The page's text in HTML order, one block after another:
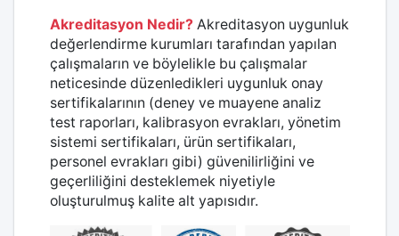
Akreditasyon Nedir?Akreditasyon uygunluk
değerlendirme kurumları tarafından yapılan
çalışmaların ve böylelikle bu çalışmalar
neticesinde düzenledikleri uygunluk onay
sertifikalarının (deney ve muayene analiz
test raporları, kalibrasyon evrakları, yönetim
sistemi sertifikaları, ürün sertifikaları,
personel evrakları gibi) güvenilirliğini ve
geçerliliğini desteklemek niyetiyle
oluşturulmuş kalite alt yapısıdır.